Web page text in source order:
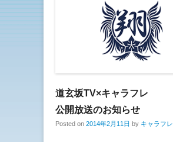
道玄坂TV×キャラフレ
公開放送のお知らせ
Posted on 2014年2月11日 by キャラフレ